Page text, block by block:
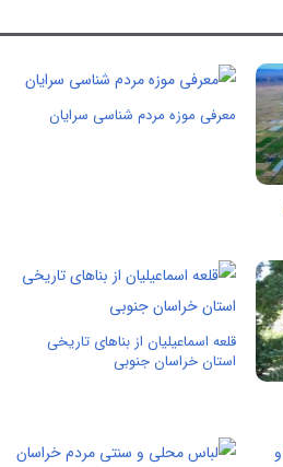
معرفی موزه مردم شناسی سرایان
قلعه اسماعیلیان از بناهای تاریخی
استان خراسان جنوبی